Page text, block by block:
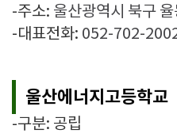
-주소: 울산광역시 북구
-대표전화: 052-702-
울산에너지고등학교
-구분: 공립